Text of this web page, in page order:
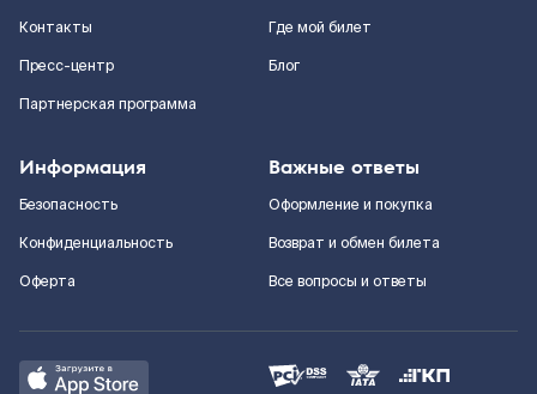
Контакты
Пресс-центр
Партнерская программа
Где мой билет
Блог
Информация
Безопасность
Конфиденциальность
Оферта
Важные ответы
Оформление и покупка
Возврат и обмен билета
Все вопросы и ответы